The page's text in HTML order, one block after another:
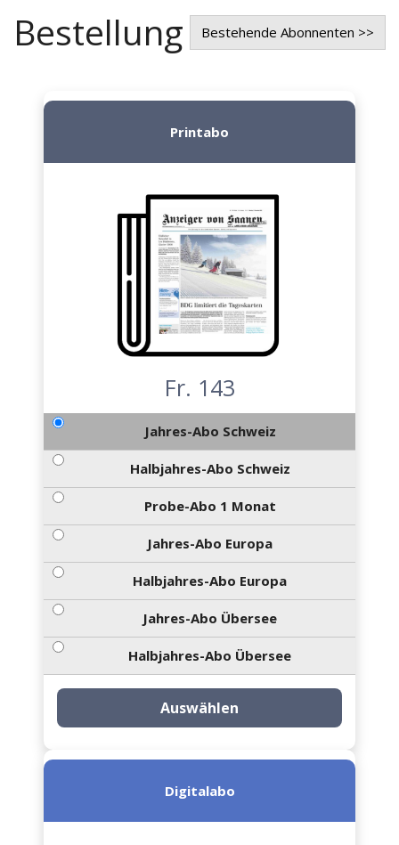
Bestellung Bestehende Abonnenten >>
Printabo
Fr. 143
Jahres-Abo Schweiz
Halbjahres-Abo Schweiz
Probe-Abo 1 Monat
Jahres-Abo Europa
Halbjahres-Abo Europa
Jahres-Abo Übersee
Halbjahres-Abo Übersee
Auswählen
Digitalabo